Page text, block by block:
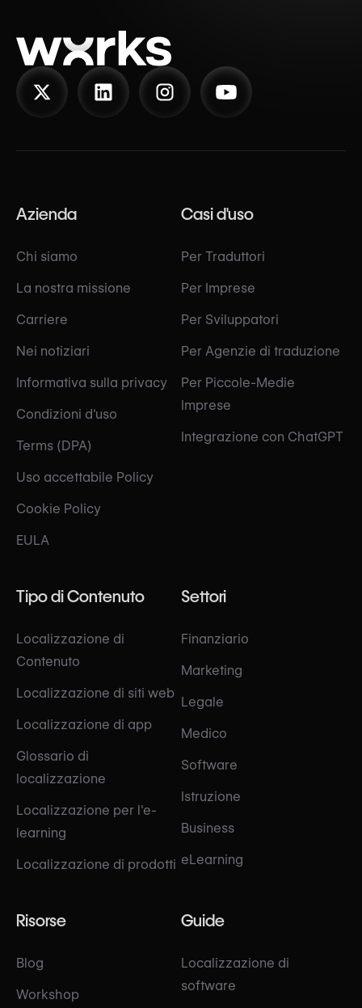
Azienda
Chi siamo
La nostra missione
Carriere
Nei notiziari
Informativa sulla privacy
Condizioni d'uso
Terms (DPA)
Uso accettabile Policy
Cookie Policy
EULA
Casi d'uso
Per Traduttori
Per Imprese
Per Sviluppatori
Per Agenzie di traduzione
Per Piccole-Medie
Imprese
Integrazione con ChatGPT
Tipo di Contenuto
Localizzazione di
Contenuto
Localizzazione di siti web
Localizzazione di app
Glossario di
localizzazione
Localizzazione per l'e-
learning
Localizzazione di prodotti
Settori
Finanziario
Marketing
Legale
Medico
Software
Istruzione
Business
eLearning
Risorse
Blog
Workshop
Guide
Localizzazione di
software